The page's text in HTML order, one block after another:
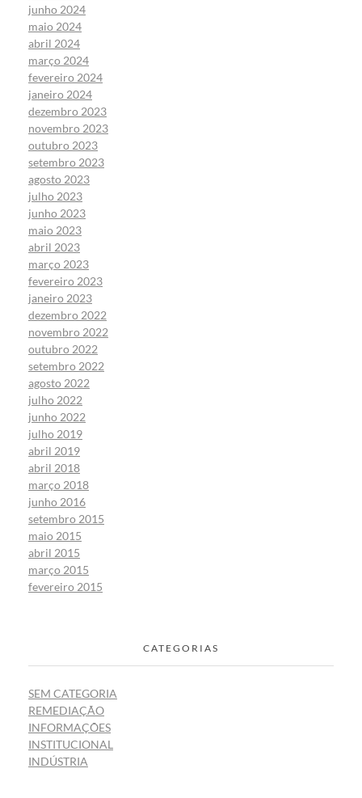
junho 2024
maio 2024
abril 2024
março 2024
fevereiro 2024
janeiro 2024
dezembro 2023
novembro 2023
outubro 2023
setembro 2023
agosto 2023
julho 2023
junho 2023
maio 2023
abril 2023
março 2023
fevereiro 2023
janeiro 2023
dezembro 2022
novembro 2022
outubro 2022
setembro 2022
agosto 2022
julho 2022
junho 2022
julho 2019
abril 2019
abril 2018
março 2018
junho 2016
setembro 2015
maio 2015
abril 2015
março 2015
fevereiro 2015
CATEGORIAS
SEM CATEGORIA
REMEDIAÇÃO
INFORMAÇÕES
INSTITUCIONAL
INDÚSTRIA